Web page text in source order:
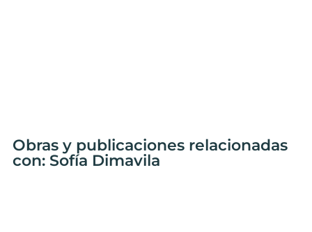
Obras y publicaciones relacionadas
con: Sofía Dimavila